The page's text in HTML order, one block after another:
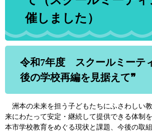
催しました）
令和7年度 スクールミーテ
後の学校再編を見据えて❞
洲本の未来を担う子どもたちにふさわしい
来にわたって安定・継続して提供できる体制
本市学校教育をめぐる現状と課題、今後の取